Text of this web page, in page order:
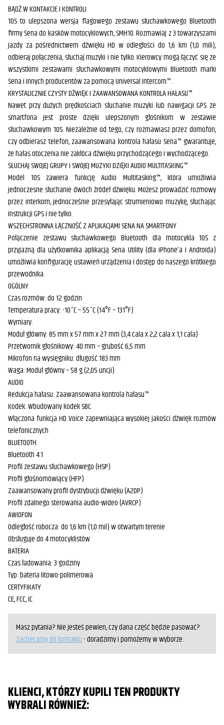
BĄDŹ W KONTAKCIE I KONTROLI
10S to ulepszona wersja flagowego zestawu słuchawkowego Bluetooth
firmy Sena do kasków motocyklowych, SMH10. Rozmawiaj z 3 towarzyszami
jazdy za pośrednictwem dźwięku HD w odległości do 1,6 km (1,0 mili),
odbieraj połączenia, słuchaj muzyki i nie tylko. Kierowcy mogą łączyć się ze
wszystkimi zestawami słuchawkowymi motocyklowymi Bluetooth marki
Sena i innych producentów za pomocą Universal Intercom™.
KRYSTALICZNIE CZYSTY DŹWIĘK I ZAAWANSOWANA KONTROLA HAŁASU™
Nawet przy dużych prędkościach słuchanie muzyki lub nawigacji GPS ze
smartfona jest proste dzięki ulepszonym głośnikom w zestawie
słuchawkowym 10S. Niezależnie od tego, czy rozmawiasz przez domofon,
czy odbierasz telefon, zaawansowana kontrola hałasu Sena™ gwarantuje,
że hałas otoczenia nie zakłóca dźwięku przychodzącego i wychodzącego.
SŁUCHAJ SWOJEJ GRUPY I SWOJEJ MUZYKI DZIĘKI AUDIO MULTITASKING™
Model 10S zawiera funkcję Audio Multitasking™, która umożliwia
jednoczesne słuchanie dwóch źródeł dźwięku. Możesz prowadzić rozmowy
przez interkom, jednocześnie przesyłając strumieniowo muzykę, słuchając
instrukcji GPS i nie tylko.
WSZECHSTRONNA ŁĄCZNOŚĆ Z APLIKACJAMI SENA NA SMARTFONY
Połączenie zestawu słuchawkowego Bluetooth dla motocykla 10S z
przyjazną dla użytkownika aplikacją Sena Utility (dla iPhone’a i Androida)
umożliwia konfigurację ustawień urządzenia i dostęp do naszego krótkiego
przewodnika.
OGÓLNY
Czas rozmów: do 12 godzin
Temperatura pracy: -10˚C – 55˚C (14°F – 131°F)
Wymiary:
Moduł główny: 85 mm x 57 mm x 27 mm (3,4 cala x 2,2 cala x 1,1 cala)
Przetwornik głośnikowy: 40 mm – grubość 6,5 mm
Mikrofon na wysięgniku: długość 183 mm
Waga: Moduł główny – 58 g (2,05 uncji)
AUDIO
Redukcja hałasu: Zaawansowana kontrola hałasu™
Kodek: Wbudowany kodek SBC
Włączona funkcja HD Voice zapewniająca wysokiej jakości dźwięk rozmów
telefonicznych
BLUETOOTH
Bluetooth 4.1
Profil zestawu słuchawkowego (HSP)
Profil głośnomówiący (HFP)
Zaawansowany profil dystrybucji dźwięku (A2DP)
Profil zdalnego sterowania audio-wideo (AVRCP)
AWIOFON
Odległość robocza: do 1,6 km (1,0 mil) w otwartym terenie
Obsługuje do 4 motocyklistów
BATERIA
Czas ładowania: 3 godziny
Typ: bateria litowo-polimerowa
CERTYFIKATY
CE, FCC, IC
Masz pytania? Nie jesteś pewien, czy dana część będzie pasować?
Zachęcamy do kontaktu- doradzimy i pomożemy w wyborze.
KLIENCI, KTÓRZY KUPILI TEN PRODUKTY
WYBRALI RÓWNIEŻ: